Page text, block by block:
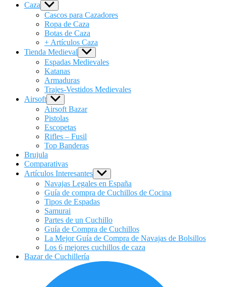
Caza Show
sub
menu
Cascos para Cazadores
Ropa de Caza
Botas de Caza
+ Artículos Caza
Tienda Medieval Show
sub
menu
Espadas Medievales
Katanas
Armaduras
Trajes-Vestidos Medievales
Airsoft Show
sub
menu
Airsoft Bazar
Pistolas
Escopetas
Rifles – Fusil
Top Banderas
Brujula
Comparativas
Artículos Interesantes Show
sub
menu
Navajas Legales en España
Guía de compra de Cuchillos de Cocina
Tipos de Espadas
Samurai
Partes de un Cuchillo
Guía de Compra de Cuchillos
La Mejor Guía de Compra de Navajas de Bolsillos
Los 6 mejores cuchillos de caza
Bazar de Cuchillería